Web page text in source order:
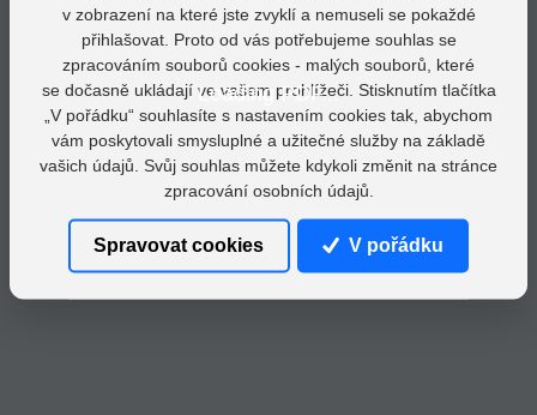
Loading PDF...
v zobrazení na které jste zvyklí a nemuseli se pokaždé
přihlašovat. Proto od vás potřebujeme souhlas se
zpracováním souborů cookies - malých souborů, které
se dočasně ukládají ve vašem prohlížeči. Stisknutím tlačítka
„V pořádku“ souhlasíte s nastavením cookies tak, abychom
vám poskytovali smysluplné a užitečné služby na základě
vašich údajů. Svůj souhlas můžete kdykoli změnit na stránce
zpracování osobních údajů.
Spravovat cookies V pořádku